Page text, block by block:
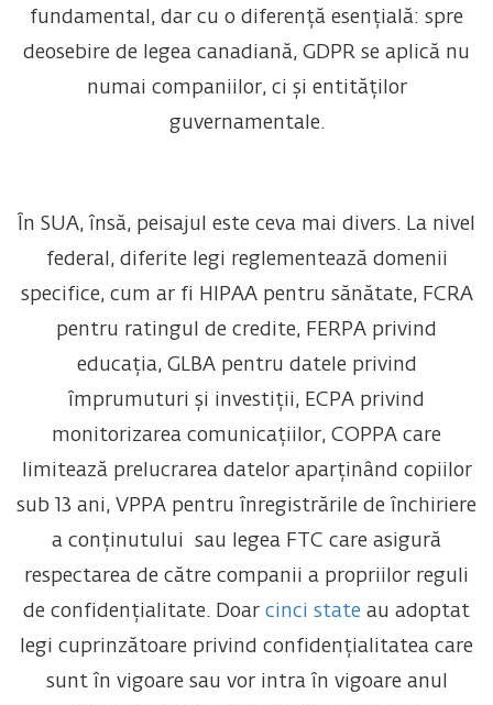
fundamental, dar cu o diferență esențială: spre
deosebire de legea canadiană, GDPR se aplică nu
numai companiilor, ci și entităților
guvernamentale.
În SUA, însă, peisajul este ceva mai divers. La nivel
federal, diferite legi reglementează domenii
specifice, cum ar fi HIPAA pentru sănătate, FCRA
pentru ratingul de credite, FERPA privind
educația, GLBA pentru datele privind
împrumuturi și investiții, ECPA privind
monitorizarea comunicațiilor, COPPA care
limitează prelucrarea datelor aparținând copiilor
sub 13 ani, VPPA pentru înregistrările de închiriere
a conținutului sau legea FTC care asigură
respectarea de către companii a propriilor reguli
de confidențialitate. Doar cinci state au adoptat
legi cuprinzătoare privind confidențialitatea care
sunt în vigoare sau vor intra în vigoare anul